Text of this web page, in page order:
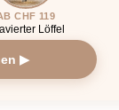
CHF 119
Löffel
▶